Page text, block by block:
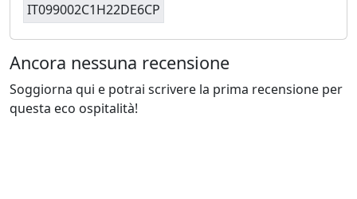
IT099002C1H22DE6CP
Ancora nessuna recensione
Soggiorna qui e potrai scrivere la prima recensione per
questa eco ospitalità!